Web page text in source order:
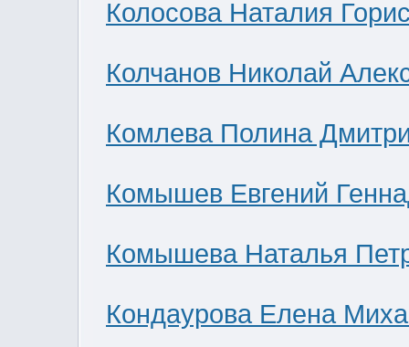
Колосова Наталия
Колчанов Николай
Комлева Полина
Комышев Евгений
Комышева Наталья
Кондаурова Елена